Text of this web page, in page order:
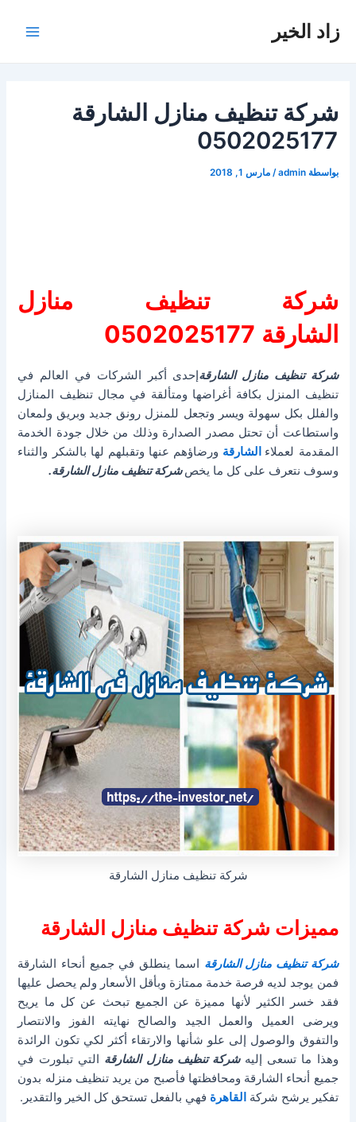
المحتوى
زاد الخير
شركة تنظيف منازل الشارقة
0502025177
بواسطة admin
/مارس 1, 2018
شركة تنظيف منازل
الشارقة 0502025177
شركة تنظيف منازل الشارقةإحدى أكبر الشركات في العالم في
تنظيف المنزل بكافة أغراضها ومتألقة في مجال تنظيف المنازل
والفلل بكل سهولة ويسر وتجعل للمنزل رونق جديد وبريق ولمعان
واستطاعت أن تحتل مصدر الصدارة وذلك من خلال جودة الخدمة
المقدمة لعملاء الشارقة ورضاؤهم عنها وتقبلهم لها بالشكر والثناء
وسوف نتعرف على كل ما يخصشركة تنظيف منازل الشارقة.
شركة تنظيف منازل الشارقة
مميزات شركة تنظيف منازل الشارقة
شركة تنظيف منازل الشارقة اسما ينطلق في جميع أنحاء الشارقة
فمن يوجد لديه فرصة خدمة ممتازة وبأقل الأسعار ولم يحصل عليها
فقد خسر الكثير لأنها مميزة عن الجميع تبحث عن كل ما يريح
ويرضى العميل والعمل الجيد والصالح نهايته الفوز والانتصار
والتفوق والوصول إلى علو شأنها والارتقاء أكثر لكي تكون الرائدة
وهذا ما تسعى إليه شركة تنظيف منازل الشارقة التي تبلورت في
جميع أنحاء الشارقة ومحافظتها فأصبح من يريد تنظيف منزله بدون
تفكير يرشح شركة القاهرة فهي بالفعل تستحق كل الخير والتقدير.